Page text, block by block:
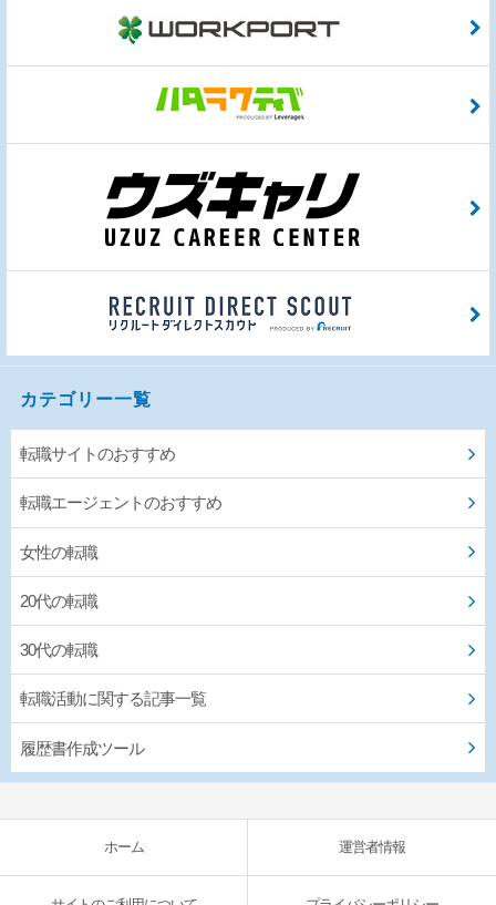
カテゴリー一覧
転職サイトのおすすめ
転職エージェントのおすすめ
女性の転職
20代の転職
30代の転職
転職活動に関する記事一覧
履歴書作成ツール
ホーム 運営者情報